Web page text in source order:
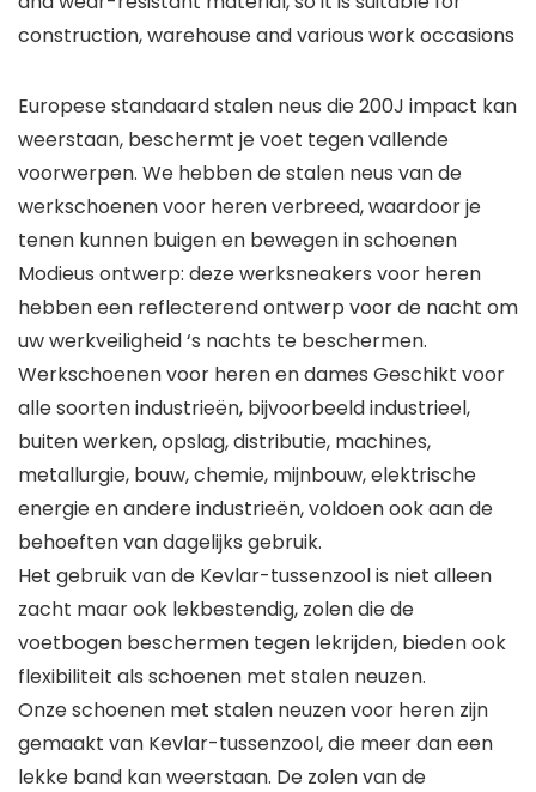
construction, warehouse and various work occasions
Europese standaard stalen neus die 200J impact kan
weerstaan, beschermt je voet tegen vallende
voorwerpen. We hebben de stalen neus van de
werkschoenen voor heren verbreed, waardoor je
tenen kunnen buigen en bewegen in schoenen
Modieus ontwerp: deze werksneakers voor heren
hebben een reflecterend ontwerp voor de nacht om
uw werkveiligheid ‘s nachts te beschermen.
Werkschoenen voor heren en dames Geschikt voor
alle soorten industrieën, bijvoorbeeld industrieel,
buiten werken, opslag, distributie, machines,
metallurgie, bouw, chemie, mijnbouw, elektrische
energie en andere industrieën, voldoen ook aan de
behoeften van dagelijks gebruik.
Het gebruik van de Kevlar-tussenzool is niet alleen
zacht maar ook lekbestendig, zolen die de
voetbogen beschermen tegen lekrijden, bieden ook
flexibiliteit als schoenen met stalen neuzen.
Onze schoenen met stalen neuzen voor heren zijn
gemaakt van Kevlar-tussenzool, die meer dan een
lekke band kan weerstaan. De zolen van de